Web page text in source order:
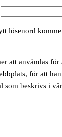
lösenord
att användas för
för att
som beskrivs i